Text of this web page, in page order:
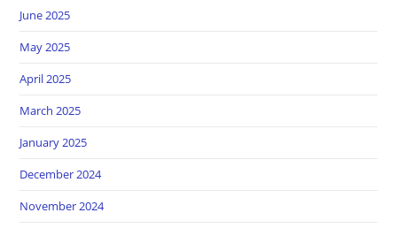
June 2025
May 2025
April 2025
March 2025
January 2025
December 2024
November 2024